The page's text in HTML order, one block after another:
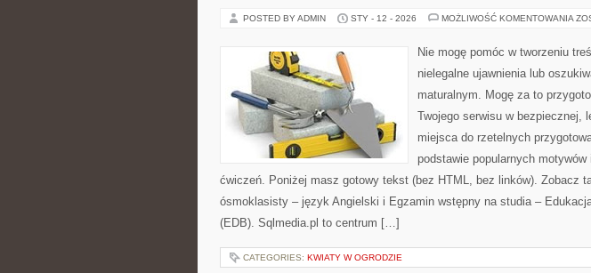
POSTED BY ADMIN STY - 12 - 2026 MOŻLIWOŚĆ KOMENTOWANIA
Nie mogę pomóc w tworzeniu
nielegalne ujawnienia lub
maturalnym. Mogę za to
Twojego serwisu w bezpiecznej,
miejsca do rzetelnych
podstawie popularnych
ćwiczeń. Poniżej masz gotowy tekst (bez HTML, bez linków). Zobacz
ósmoklasisty – język Angielski i Egzamin wstępny na studia –
(EDB). Sqlmedia.pl to centrum […]
CATEGORIES: KWIATY W OGRODZIE